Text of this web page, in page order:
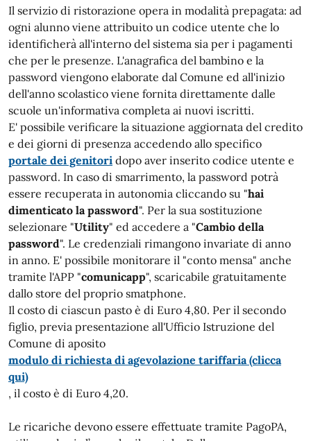
Il servizio di ristorazione opera in modalità prepagata: ad
ogni alunno viene attribuito un codice utente che lo
identificherà all'interno del sistema sia per i pagamenti
che per le presenze. L'anagrafica del bambino e la
password viengono elaborate dal Comune ed all'inizio
dell'anno scolastico viene fornita direttamente dalle
scuole un'informativa completa ai nuovi iscritti.
E' possibile verificare la situazione aggiornata del credito
e dei giorni di presenza accedendo allo specifico
portale dei genitori dopo aver inserito codice utente e
password. In caso di smarrimento, la password potrà
essere recuperata in autonomia cliccando su "hai
dimenticato la password". Per la sua sostituzione
selezionare "Utility" ed accedere a "Cambio della
password". Le credenziali rimangono invariate di anno
in anno. E' possibile monitorare il "conto mensa" anche
tramite l'APP "comunicapp", scaricabile gratuitamente
dallo store del proprio smatphone.
Il costo di ciascun pasto è di Euro 4,80. Per il secondo
figlio, previa presentazione all'Ufficio Istruzione del
Comune di aposito
modulo di richiesta di agevolazione tariffaria (clicca
qui)
, il costo è di Euro 4,20.
Le ricariche devono essere effettuate tramite PagoPA,